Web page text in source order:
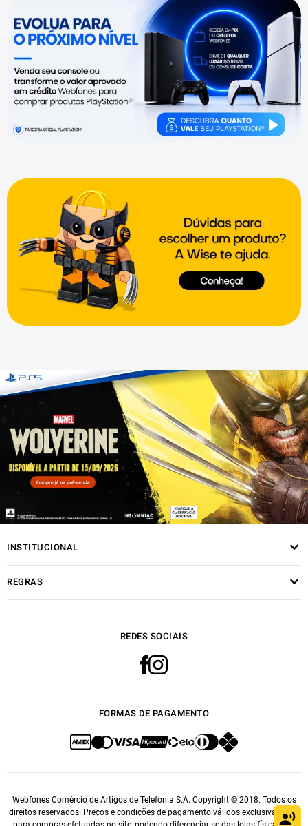
INSTITUCIONAL
REGRAS
REDES SOCIAIS
FORMAS DE PAGAMENTO
Webfones Comércio de Artigos de Telefonia S.A. Copyright © 2018. Todos os
direitos reservados. Preços e condições de pagamento válidos exclusivamente